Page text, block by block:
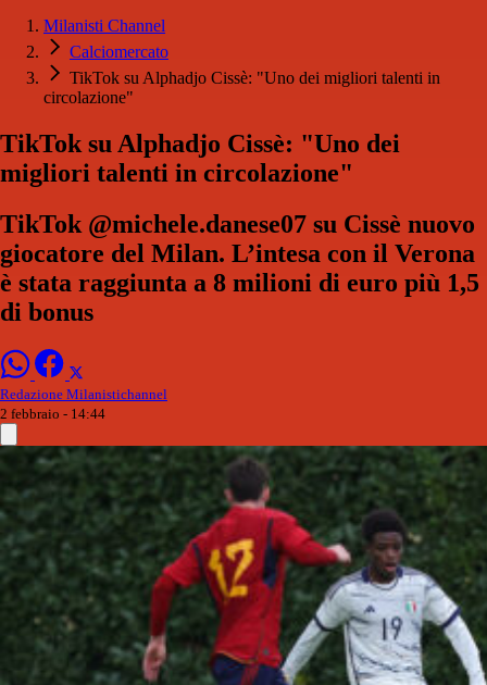
Milanisti Channel
Calciomercato
TikTok su Alphadjo Cissè: "Uno dei migliori talenti in
circolazione"
TikTok su Alphadjo Cissè: "Uno dei
migliori talenti in circolazione"
TikTok @michele.danese07 su Cissè nuovo
giocatore del Milan. L’intesa con il Verona
è stata raggiunta a 8 milioni di euro più 1,5
di bonus
Redazione Milanistichannel
2 febbraio - 14:44